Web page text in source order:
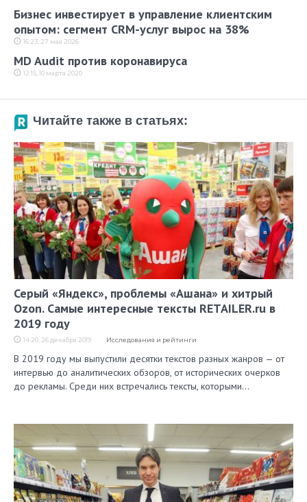
Бизнес инвестирует в управление клиентским
опытом: сегмент CRM-услуг вырос на 38%
16:23, 27 мая 2026
MD Audit против коронавируса
12:15, 10 марта 2020
Читайте также в статьях:
Серый «Яндекс», проблемы «Ашана» и хитрый
Ozon. Самые интересные тексты RETAILER.ru в
2019 году
14:20, 26 декабря 2019 Исследования и рейтинги
В 2019 году мы выпустили десятки текстов разных жанров — от
интервью до аналитических обзоров, от исторических очерков
до рекламы. Среди них встречались тексты, которыми…